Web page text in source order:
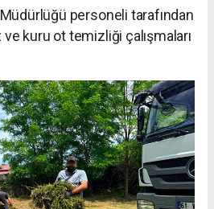
personeli tarafından
kuru ot temizliği çalışmaları